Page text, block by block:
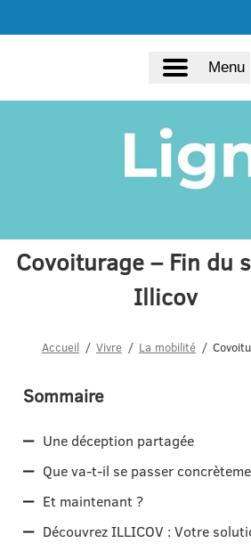
Menu
Covoiturage – Fin du
Illicov
Accueil Vivre La mobilité
Sommaire
Une déception partagée
Que va-t-il se passer
Et maintenant ?
Découvrez ILLICOV : Votre